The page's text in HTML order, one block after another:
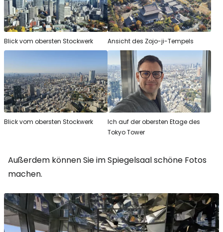
Blick vom obersten Stockwerk Ansicht des Zojo-ji-Tempels
Blick vom obersten Stockwerk
Ich auf der obersten Etage des
Tokyo Tower
Außerdem können Sie im Spiegelsaal schöne Fotos
machen.